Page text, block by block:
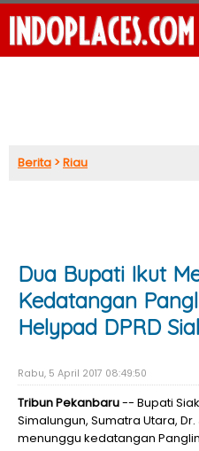
Berita >Riau
Dua Bupati Ikut
Kedatangan
Helypad DPRD
Rabu, 5 April 2017 08:49:50
Tribun Pekanbaru-- Bupati
Simalungun, Sumatra Utara,
menunggu kedatangan